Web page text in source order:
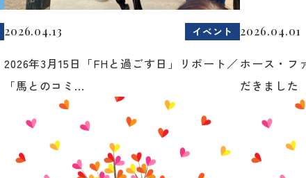
2026.04.13 イベント
2026年3月15日「FHと過ごす日」リポート／
「馬とのコミ...
2026.04.01
ホース・フ
だきました